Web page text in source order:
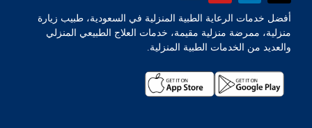
أفضل خدمات الرعاية الطبية المنزلية في السعودية، طبيب زيارة
منزلية، ممرضة منزلية مقيمة، خدمات العلاج الطبيعي المنزلي
والعديد من الخدمات الطبية المنزلية.